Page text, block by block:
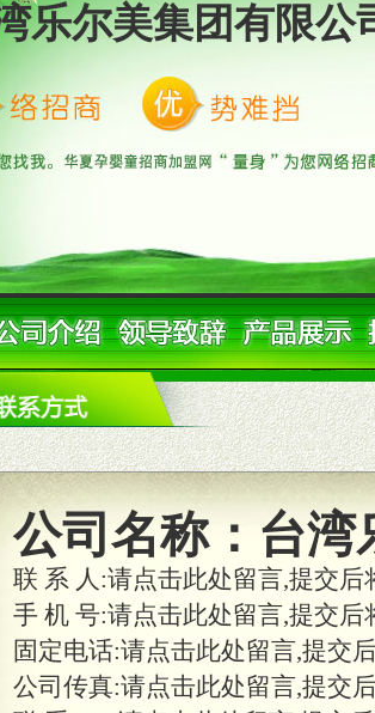
乐尔美集团有限公
公司名称： 台湾
联 系 人:请点击此处留言,提交
手 机 号:请点击此处留言,提交
固定电话:请点击此处留言,提交
公司传真:请点击此处留言,提交